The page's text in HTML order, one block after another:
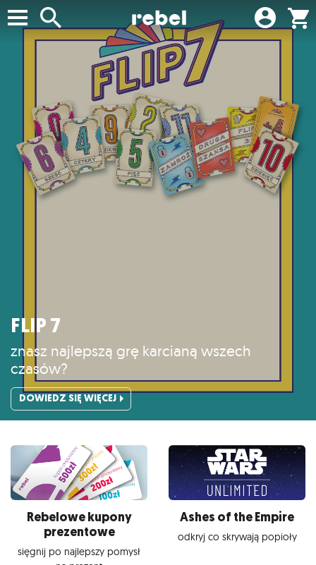
FLIP 7
znasz najlepszą grę karcianą wszech
czasów?
DOWIEDZ SIĘ WIĘCEJ
Rebelowe kupony
prezentowe
sięgnij po najlepszy pomysł
Ashes of the Empire
odkryj co skrywają popioły